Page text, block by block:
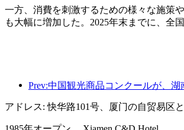
一方、消費を刺激するための様々な施策
も大幅に増加した。2025年末までに、全
アドレス: 快华路101号、厦门の自贸易区